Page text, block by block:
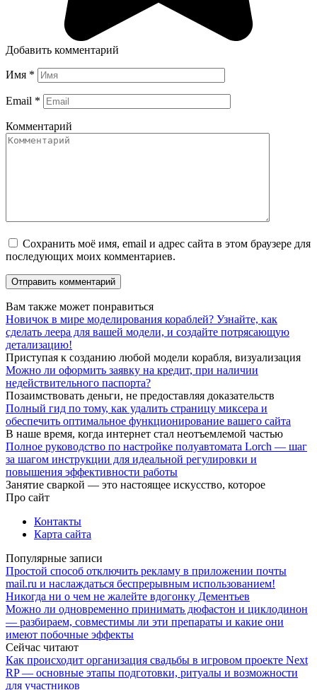
Добавить комментарий
Имя *
Email *
Комментарий
Сохранить моё имя, email и адрес сайта в этом браузере для
последующих моих комментариев.
Вам также может понравиться
Новичок в мире моделирования кораблей? Узнайте, как
сделать леера для вашей модели, и создайте потрясающую
детализацию!
Приступая к созданию любой модели корабля, визуализация
Можно ли оформить заявку на кредит, при наличии
недействительного паспорта?
Позаимствовать деньги, не предоставляя доказательств
Полный гид по тому, как удалить страницу миксера и
обеспечить оптимальное функционирование вашего сайта
В наше время, когда интернет стал неотъемлемой частью
Полное руководство по настройке полуавтомата Lorch — шаг
за шагом инструкции для идеальной регулировки и
повышения эффективности работы
Занятие сваркой — это настоящее искусство, которое
Про сайт
Контакты
Карта сайта
Популярные записи
Простой способ отключить рекламу в приложении почты
mail.ru и наслаждаться беспрерывным использованием!
Никогда ни о чем не жалейте вдогонку Дементьев
Можно ли одновременно принимать дюфастон и циклодинон
— разбираем, совместимы ли эти препараты и какие они
имеют побочные эффекты
Сейчас читают
Как происходит организация свадьбы в игровом проекте Next
RP — основные этапы подготовки, ритуалы и возможности
для участников